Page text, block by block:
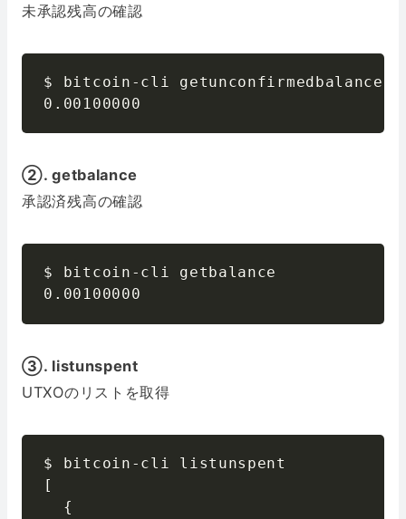
未承認残高の確認
$ bitcoin-cli getunconfirmedbalance
0.00100000
②. getbalance
承認済残高の確認
$ bitcoin-cli getbalance
0.00100000
③. listunspent
UTXOのリストを取得
$ bitcoin-cli listunspent
[
  {